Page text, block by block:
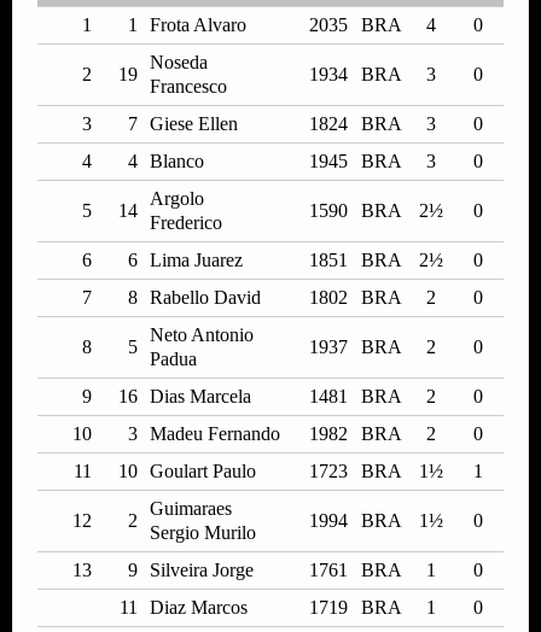
1
1 Frota Alvaro 2035 BRA 4 0
2 19
Noseda
Francesco
1934 BRA 3 0
3 7 Giese Ellen 1824 BRA 3
0
4
4 Blanco 1945 BRA 3 0
5 14
Argolo
Frederico
1590 BRA 2½ 0
6 6 Lima Juarez 1851 BRA 2½
0
7
8 Rabello David 1802 BRA 2 0
8 5
Neto Antonio
Padua
1937 BRA 2 0
9 16 Dias Marcela 1481 BRA 2
0
10
3 Madeu Fernando 1982 BRA 2
0
11
10 Goulart Paulo 1723 BRA 1½ 1
12 2
Guimaraes
Sergio Murilo
1994 BRA 1½ 0
13 9 Silveira Jorge 1761 BRA 1
0
11
Diaz Marcos 1719 BRA 1 0